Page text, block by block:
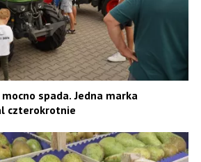
spada. Jedna marka
czterokrotnie